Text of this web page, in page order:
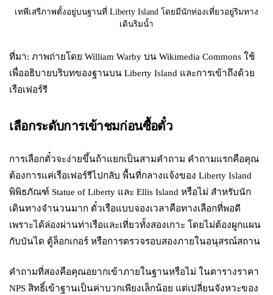
เทพีเสรีภาพตั้งอยู่บนฐานที่ Liberty Island โดยมีนักท่องเที่ยวอยู่ริมทาง
เดินริมน้ำ
ที่มา: ภาพถ่ายโดย William Warby บน Wikimedia Commons ใช้
เพื่ออธิบายบริบทของฐานบน Liberty Island และการเข้าถึงด้วย
เรือเฟอร์รี
เลือกระดับการเข้าชมก่อนซื้อตั๋ว
การเลือกตั๋วจะง่ายขึ้นถ้าแยกเป็นสามคำถาม คำถามแรกคือคุณ
ต้องการแค่เรือเฟอร์รีไปกลับ พื้นที่กลางแจ้งของ Liberty Island
พิพิธภัณฑ์ Statue of Liberty และ Ellis Island หรือไม่ สำหรับนัก
เดินทางจำนวนมาก ตั๋วเรือแบบจองเวลาคือทางเลือกที่พอดี
เพราะได้ล่องผ่านท่าเรือและเที่ยวทั้งสองเกาะ โดยไม่ต้องผูกแผน
กับบันได ตู้ล็อกเกอร์ หรือการตรวจรอบสองภายในอนุสรณ์สถาน
คำถามที่สองคือคุณอยากเข้าภายในฐานหรือไม่ ในตารางราคา
NPS สิทธิ์เข้าฐานเป็นค่าบวกเพียงเล็กน้อย แต่เปลี่ยนจังหวะของ